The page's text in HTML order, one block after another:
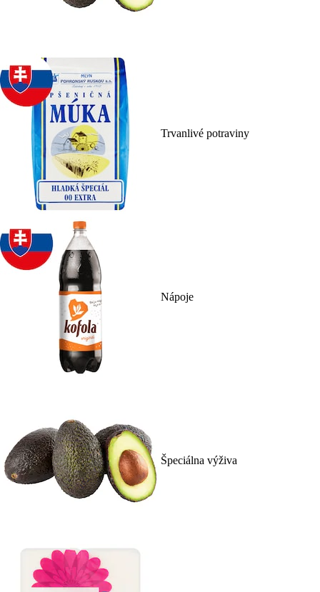
Trvanlivé potraviny
Nápoje
Špeciálna výživa